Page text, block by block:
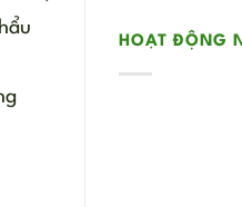
HOẠT ĐỘNG